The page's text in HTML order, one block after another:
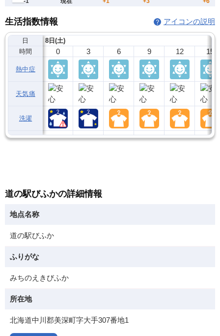
生活指数情報 アイコンの説明
日
時間
熱中症
天気痛
洗濯
8日(土)
0 3 6 9 12 15
道の駅びふかの詳細情報
地点名称
道の駅びふか
ふりがな
みちのえきびふか
所在地
北海道中川郡美深町字大手307番地1